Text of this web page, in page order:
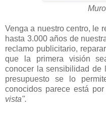
Venga a nuestro centro, le
hasta 3.000 años de
reclamo publicitario,
que la primera visión
conocer la sensibilidad de
presupuesto se lo
conocidos parece está
vista".